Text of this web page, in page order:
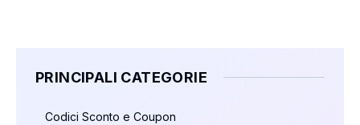
PRINCIPALI CATEGORIE
Codici Sconto e Coupon